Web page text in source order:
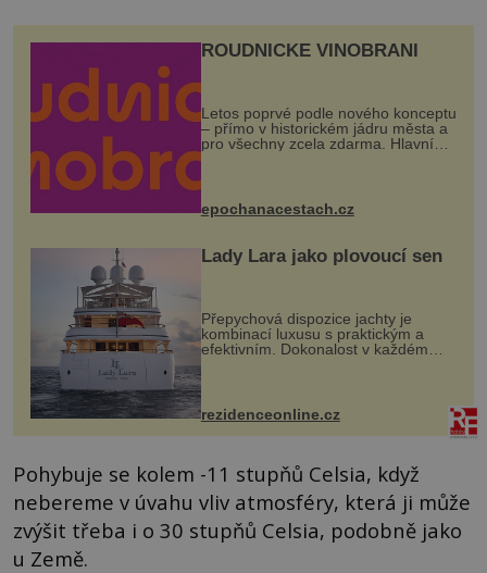
ROUDNICKÉ VINOBRANÍ
Letos poprvé podle nového konceptu
– přímo v historickém jádru města a
pro všechny zcela zdarma. Hlavní
program se odehraje na Karlově a
mohou těšit na víno, burčák, pes...
epochanacestach.cz
Lady Lara jako plovoucí sen
Přepychová dispozice jachty je
kombinací luxusu s praktickým a
efektivním. Dokonalost v každém
detailu představuje značka Fendi
Casa, kterou byly vybaveny její
paluby. Monacký přístav nabízí
každoročn...
rezidenceonline.cz
Pohybuje se kolem -11 stupňů Celsia, když
nebereme v úvahu vliv atmosféry, která ji může
zvýšit třeba i o 30 stupňů Celsia, podobně jako
u Země.